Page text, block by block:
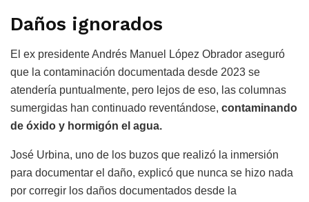
Daños ignorados
El ex presidente Andrés Manuel López Obrador aseguró
que la contaminación documentada desde 2023 se
atendería puntualmente, pero lejos de eso, las columnas
sumergidas han continuado reventándose, contaminando
de óxido y hormigón el agua.
José Urbina, uno de los buzos que realizó la inmersión
para documentar el daño, explicó que nunca se hizo nada
por corregir los daños documentados desde la